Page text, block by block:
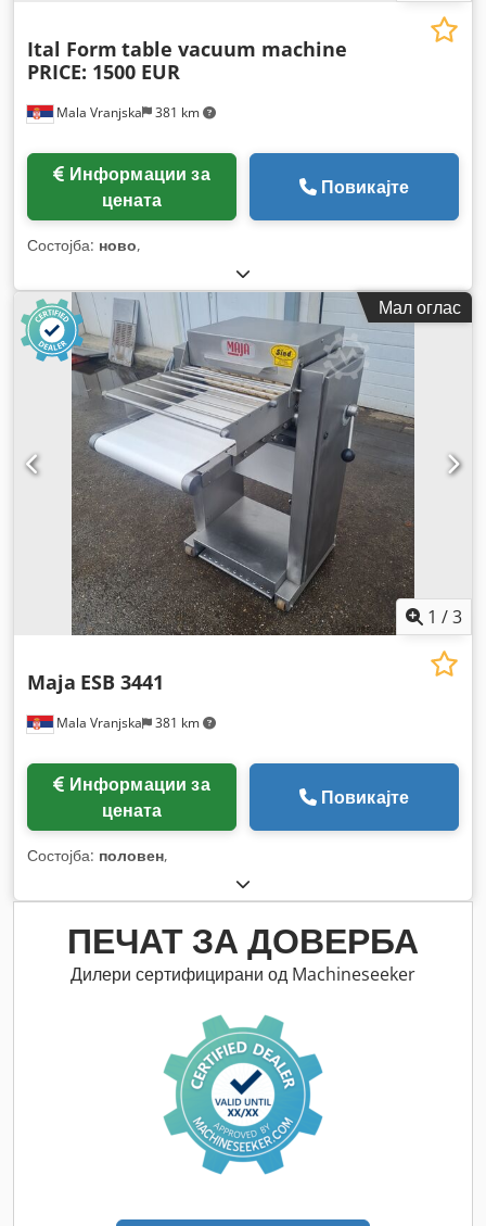
Mala Vranjska 381 km
Ital Form table vacuum machine
PRICE: 1500 EUR
цената
Повикајте
Состојба: ново,
Мал оглас
1 /3
Mala Vranjska 381 km
Maja ESB 3441
цената
Повикајте
Состојба: половен,
ПЕЧАТ ЗА ДОВЕРБА
Дилери сертифицирани од Machineseeker